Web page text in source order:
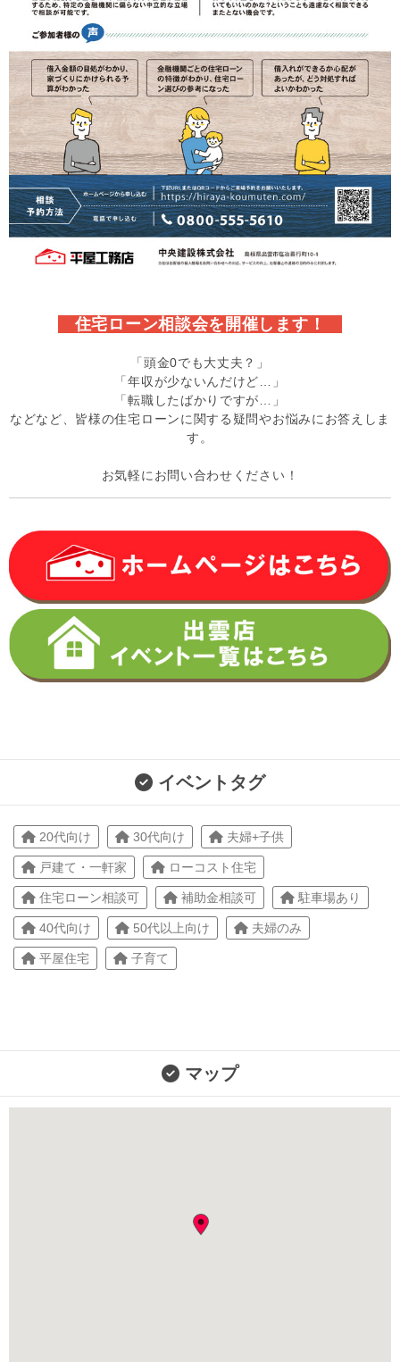
住宅ローン相談会を開催します！
「頭金0でも大丈夫？」
「年収が少ないんだけど…」
「転職したばかりですが…」
などなど、皆様の住宅ローンに関する疑問やお悩みにお答えしま
す。
お気軽にお問い合わせください！
イベントタグ
20代向け 30代向け 夫婦+子供
戸建て・一軒家 ローコスト住宅
住宅ローン相談可 補助金相談可 駐車場あり
40代向け 50代以上向け 夫婦のみ
平屋住宅 子育て
マップ